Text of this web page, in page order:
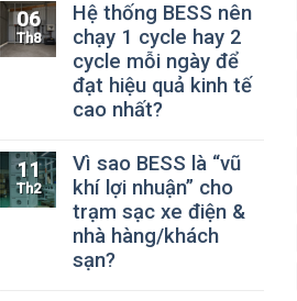
06
Th8
Hệ thống BESS nên
chạy 1 cycle hay 2
cycle mỗi ngày để
đạt hiệu quả kinh tế
cao nhất?
11
Th2
Vì sao BESS là “vũ
khí lợi nhuận” cho
trạm sạc xe điện &
nhà hàng/khách
sạn?